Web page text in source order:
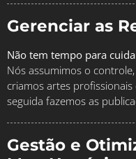
Gerenciar as
Não tem tempo para
Nós assumimos o
criamos artes
seguida fazemos as
Gestão e